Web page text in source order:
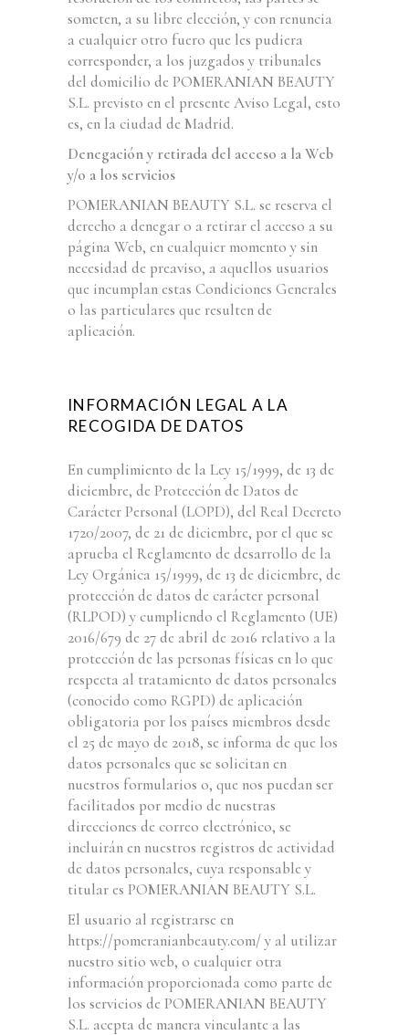
someten, a su libre elección, y con renuncia
a cualquier otro fuero que les pudiera
corresponder, a los juzgados y tribunales
del domicilio de POMERANIAN BEAUTY
S.L. previsto en el presente Aviso Legal, esto
es, en la ciudad de Madrid.
Denegación y retirada del acceso a la Web
y/o a los servicios
POMERANIAN BEAUTY S.L. se reserva el
derecho a denegar o a retirar el acceso a su
página Web, en cualquier momento y sin
necesidad de preaviso, a aquellos usuarios
que incumplan estas Condiciones Generales
o las particulares que resulten de
aplicación.
INFORMACIÓN LEGAL A LA
RECOGIDA DE DATOS
En cumplimiento de la Ley 15/1999, de 13 de
diciembre, de Protección de Datos de
Carácter Personal (LOPD), del Real Decreto
1720/2007, de 21 de diciembre, por el que se
aprueba el Reglamento de desarrollo de la
Ley Orgánica 15/1999, de 13 de diciembre, de
protección de datos de carácter personal
(RLPOD) y cumpliendo el Reglamento (UE)
2016/679 de 27 de abril de 2016 relativo a la
protección de las personas físicas en lo que
respecta al tratamiento de datos personales
(conocido como RGPD) de aplicación
obligatoria por los países miembros desde
el 25 de mayo de 2018, se informa de que los
datos personales que se solicitan en
nuestros formularios o, que nos puedan ser
facilitados por medio de nuestras
direcciones de correo electrónico, se
incluirán en nuestros registros de actividad
de datos personales, cuya responsable y
titular es POMERANIAN BEAUTY S.L.
El usuario al registrarse en
https://pomeranianbeauty.com/ y al utilizar
nuestro sitio web, o cualquier otra
información proporcionada como parte de
los servicios de POMERANIAN BEAUTY
S.L. acepta de manera vinculante a las